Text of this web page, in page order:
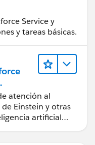
Service y
y tareas básicas.
atención al
Einstein y otras
artificial